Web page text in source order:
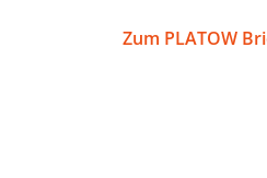
Zum PLATOW